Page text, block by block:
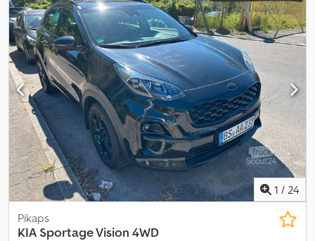
(ESP), gaisa kondicionēšana,
1 / 24
Pikaps
KIA Sportage Vision 4WD